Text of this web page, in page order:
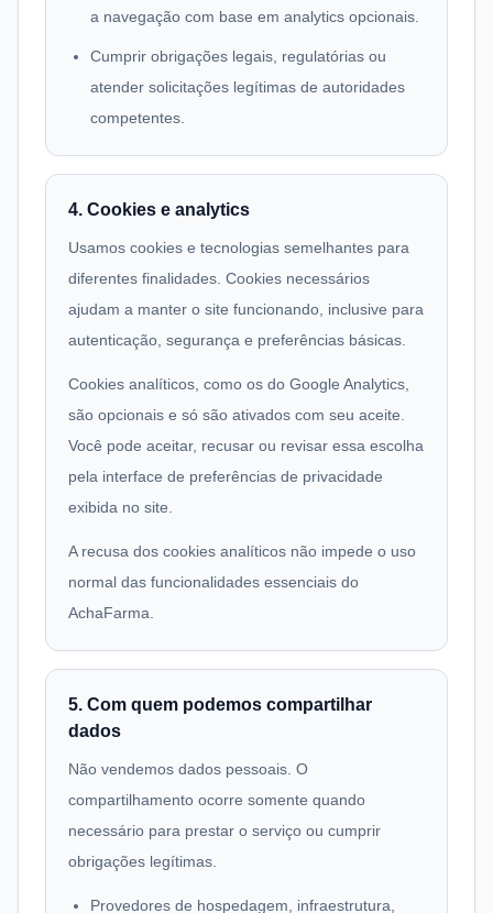
a navegação com base em analytics opcionais.
Cumprir obrigações legais, regulatórias ou
atender solicitações legítimas de autoridades
competentes.
4. Cookies e analytics
Usamos cookies e tecnologias semelhantes para
diferentes finalidades. Cookies necessários
ajudam a manter o site funcionando, inclusive para
autenticação, segurança e preferências básicas.
Cookies analíticos, como os do Google Analytics,
são opcionais e só são ativados com seu aceite.
Você pode aceitar, recusar ou revisar essa escolha
pela interface de preferências de privacidade
exibida no site.
A recusa dos cookies analíticos não impede o uso
normal das funcionalidades essenciais do
AchaFarma.
5. Com quem podemos compartilhar
dados
Não vendemos dados pessoais. O
compartilhamento ocorre somente quando
necessário para prestar o serviço ou cumprir
obrigações legítimas.
Provedores de hospedagem, infraestrutura,